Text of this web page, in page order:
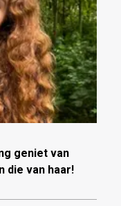
geniet van
die van haar!